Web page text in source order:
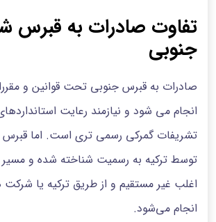
تفاوت صادرات به قبرس
جنوبی
صادرات به قبرس جنوبی تحت قوانین و
انجام می شود و نیازمند رعایت
تشریفات گمرکی رسمی تری است. اما قبرس
توسط ترکیه به رسمیت شناخته شده و
اغلب غیر مستقیم و از طریق ترکیه یا
انجام می‌شود.